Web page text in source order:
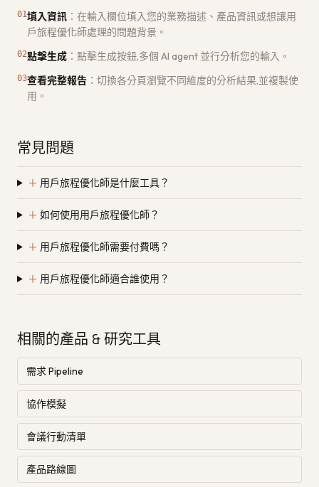
01填入資訊 ： 在輸入欄位填入您的業務描述、產品資訊或想讓用
戶旅程優化師處理的問題背景。
02點擊生成 ： 點擊生成按鈕,多個 AI agent 並行分析您的輸入。
03查看完整報告 ： 切換各分頁瀏覽不同維度的分析結果,並複製使
用。
常見問題
＋ 用戶旅程優化師是什麼工具？
＋ 如何使用用戶旅程優化師？
＋ 用戶旅程優化師需要付費嗎？
＋ 用戶旅程優化師適合誰使用？
相關的產品 & 研究工具
需求 Pipeline
協作模擬
會議行動清單
產品路線圖